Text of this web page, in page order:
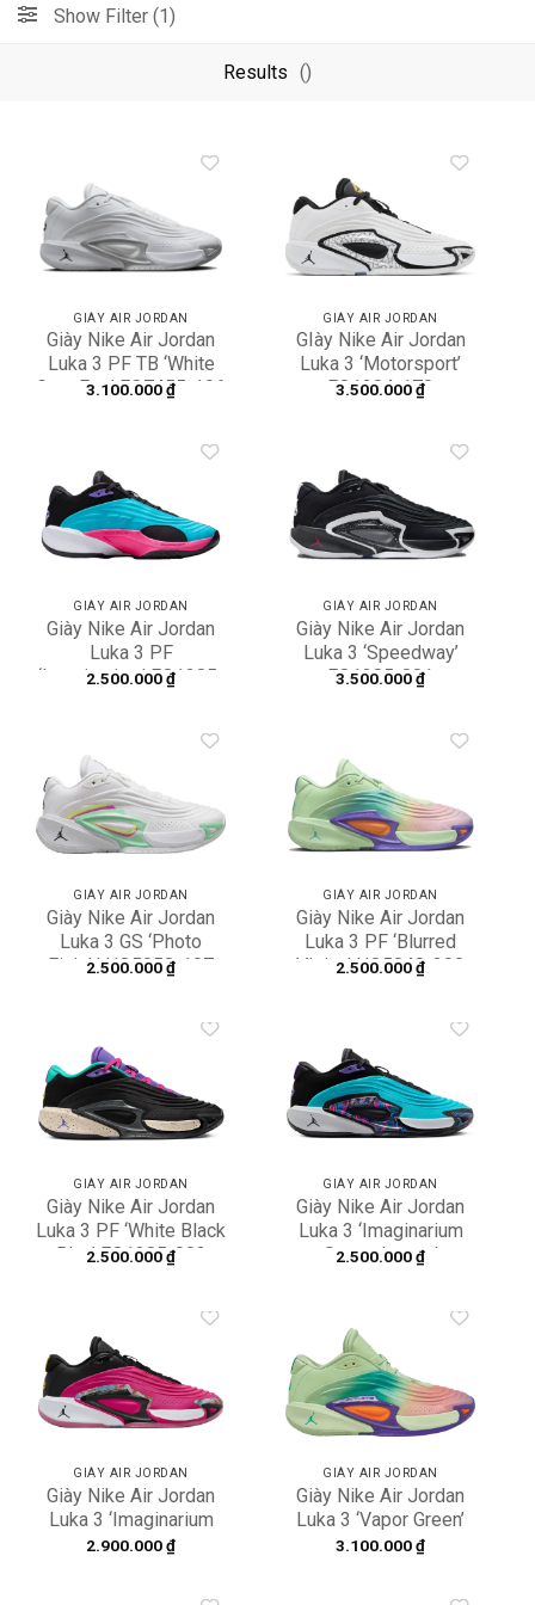
Show Filter (1)
Results ()
wishlist
GIÀY AIR JORDAN
Giày Nike Air Jordan
Luka 3 PF TB ‘White
Grey Fog’ FQ7455-106
3.100.000₫
wishlist
GIÀY AIR JORDAN
GIày Nike Air Jordan
Luka 3 ‘Motorsport’
FQ1284-170
3.500.000₫
wishlist
GIÀY AIR JORDAN
Giày Nike Air Jordan
Luka 3 PF
‘Imaginarium’ FQ1285-
2.500.000₫
Add to
wishlist
GIÀY AIR JORDAN
Giày Nike Air Jordan
Luka 3 ‘Speedway’
FQ1285-001
3.500.000₫
wishlist
GIÀY AIR JORDAN
Giày Nike Air Jordan
Luka 3 GS ‘Photo
Finish’ HQ5058-107
2.500.000₫
wishlist
GIÀY AIR JORDAN
Giày Nike Air Jordan
Luka 3 PF ‘Blurred
Vision’ HQ5048-300
2.500.000₫
wishlist
GIÀY AIR JORDAN
Giày Nike Air Jordan
Luka 3 PF ‘White Black
Blue’ FQ1285-003
2.500.000₫
wishlist
GIÀY AIR JORDAN
Giày Nike Air Jordan
Luka 3 ‘Imaginarium
Supercharger’
2.500.000₫
wishlist
GIÀY AIR JORDAN
Giày Nike Air Jordan
Luka 3 ‘Imaginarium
Pink Prime’ FQ1284-
2.900.000₫
wishlist
GIÀY AIR JORDAN
Giày Nike Air Jordan
Luka 3 ‘Vapor Green’
HQ4255-300
3.100.000₫